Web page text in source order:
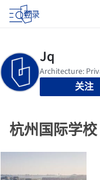
登录
关注
杭州国际学校